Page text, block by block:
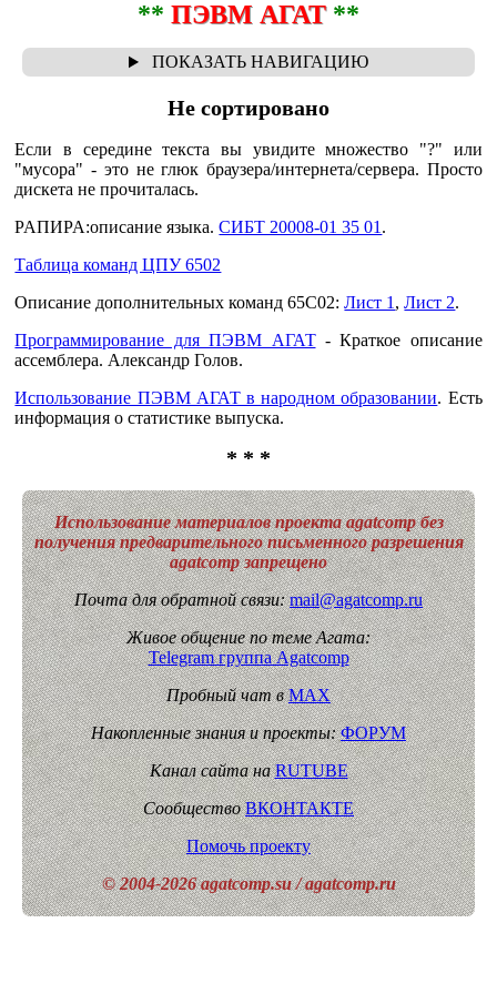
** ПЭВМ АГАТ**
Не сортировано
Если в середине текста вы увидите множество "?" или
"мусора" - это не глюк браузера/интернета/сервера. Просто
дискета не прочиталась.
PAПИPA:oпиcaниe языкa.СИБТ 20008-01 35 01 .
Таблица команд ЦПУ 6502
Описание дополнительных команд 65С02:Лист 1 ,Лист 2.
Программирование для ПЭВМ АГАТ- Краткое описание
ассемблера. Александр Голов.
Использование ПЭВМ АГАТ в народном образовании. Есть
информация о статистике выпуска.
* * *
Использование материалов проекта agatcomp без
получения предварительного письменного разрешения
agatcomp запрещено
Почта для обратной связи:mail@agatcomp.ru
Живое общение по теме Агата:
Telegram группа Agatcomp
Пробный чат вMAX
Накопленные знания и проекты:ФОРУМ
Канал сайта наRUTUBE
СообществоВКОНТАКТЕ
Помочь проекту
© 2004-2026 agatcomp.su / agatcomp.ru